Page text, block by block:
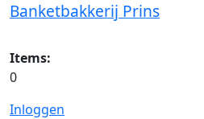
Banketbakkerij Prins
Items:
0
Inloggen